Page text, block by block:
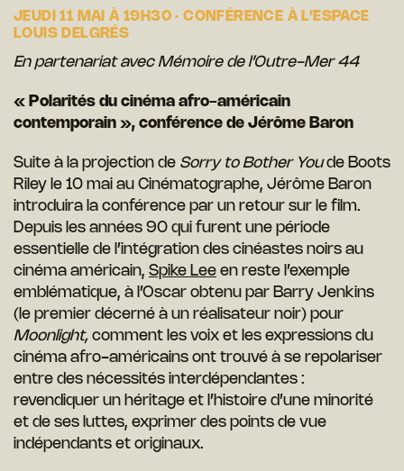
JEUDI 11 MAI À 19H30 · CONFÉRENCE À L’ESPACE
LOUIS DELGRÉS
En partenariat avec Mémoire de l’Outre-Mer 44
« Polarités du cinéma afro-américain
contemporain », conférence de Jérôme Baron
Suite à la projection de Sorry to Bother Youde Boots
Riley le 10 mai au Cinématographe, Jérôme Baron
introduira la conférence par un retour sur le film.
Depuis les années 90 qui furent une période
essentielle de l’intégration des cinéastes noirs au
cinéma américain, Spike Lee en reste l’exemple
emblématique, à l’Oscar obtenu par Barry Jenkins
(le premier décerné à un réalisateur noir) pour
Moonlight, comment les voix et les expressions du
cinéma afro-américains ont trouvé à se repolariser
entre des nécessités interdépendantes :
revendiquer un héritage et l’histoire d’une minorité
et de ses luttes, exprimer des points de vue
indépendants et originaux.